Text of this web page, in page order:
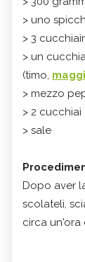
> uno
> 3
> un
(timo,
> mezzo
> 2
> sale
Dopo aver
scolateli,
circa un'ora